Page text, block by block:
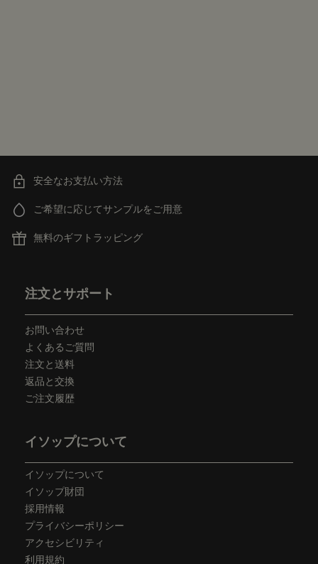
安全なお支払い方法
ご希望に応じてサンプルをご用意
無料のギフトラッピング
注文とサポート
お問い合わせ
よくあるご質問
注文と送料
返品と交換
ご注文履歴
イソップについて
イソップについて
イソップ財団
採用情報
プライバシーポリシー
アクセシビリティ
利用規約